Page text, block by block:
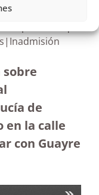
Santa Lucía de
sobre
de
en la calle
con Guayre